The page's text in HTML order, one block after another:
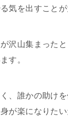
気を出すことが
沢山集まったと
す。
、誰かの助け
が楽になりた